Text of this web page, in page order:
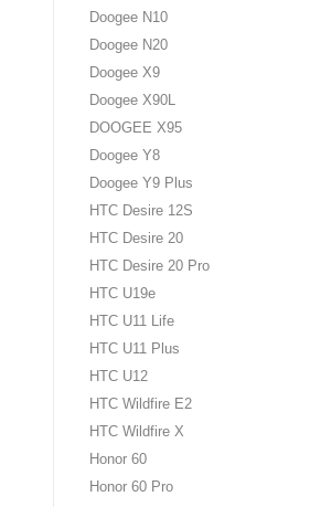
Doogee N10
Doogee N20
Doogee X9
Doogee X90L
DOOGEE X95
Doogee Y8
Doogee Y9 Plus
HTC Desire 12S
HTC Desire 20
HTC Desire 20 Pro
HTC U19e
HTC U11 Life
HTC U11 Plus
HTC U12
HTC Wildfire E2
HTC Wildfire X
Honor 60
Honor 60 Pro